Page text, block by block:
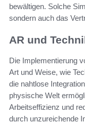
bewältigen. Solche
sondern auch das
AR und
Die Implementierung
Art und Weise, wie
die nahtlose
physische Welt
Arbeitseffizienz und
durch unzureichende